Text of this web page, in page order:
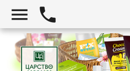
 